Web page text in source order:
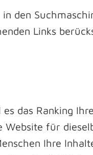
den
Links
das Ranking
für
Ihre